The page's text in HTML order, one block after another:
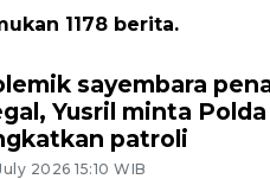
1178 berita.
sayembara
Yusril minta
patroli
2026 15:10 WIB